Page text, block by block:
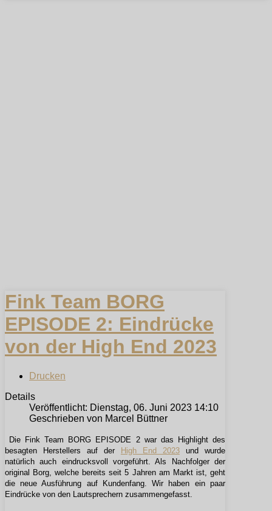
Fink Team BORG
EPISODE 2: Eindrücke
von der High End 2023
Drucken
Details
Veröffentlicht: Dienstag, 06. Juni 2023 14:10
Geschrieben von Marcel Büttner
Die Fink Team BORG EPISODE 2 war das Highlight des
besagten Herstellers auf der
High End 2023und wurde
natürlich auch eindrucksvoll vorgeführt. Als Nachfolger der
original Borg, welche bereits seit 5 Jahren am Markt ist, geht
die neue Ausführung auf Kundenfang. Wir haben ein paar
Eindrücke von den Lautsprechern zusammengefasst.